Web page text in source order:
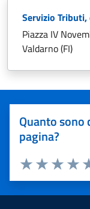
Servizio
Piazza IV
Valdarno (FI)
Quanto sono
pagina?
Valuta 3
Valuta 2
Valuta 1 stelle